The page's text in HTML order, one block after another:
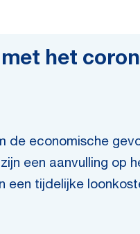
het
economische
een aanvulling op
tijdelijke